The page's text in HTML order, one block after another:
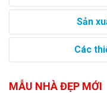
Sản
Các
MẪU NHÀ ĐẸP MỚI